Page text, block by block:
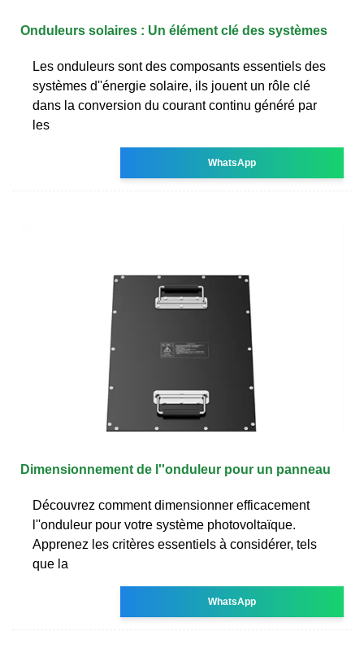
Onduleurs solaires : Un élément clé des systèmes
Les onduleurs sont des composants essentiels des
systèmes d''énergie solaire, ils jouent un rôle clé
dans la conversion du courant continu généré par
les
WhatsApp
Dimensionnement de l''onduleur pour un panneau
Découvrez comment dimensionner efficacement
l''onduleur pour votre système photovoltaïque.
Apprenez les critères essentiels à considérer, tels
que la
WhatsApp